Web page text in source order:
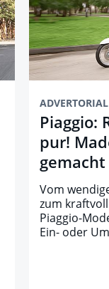
ADVERTORIAL
Piaggio:
pur!
Vom
zum
Piaggio-
Ein- oder